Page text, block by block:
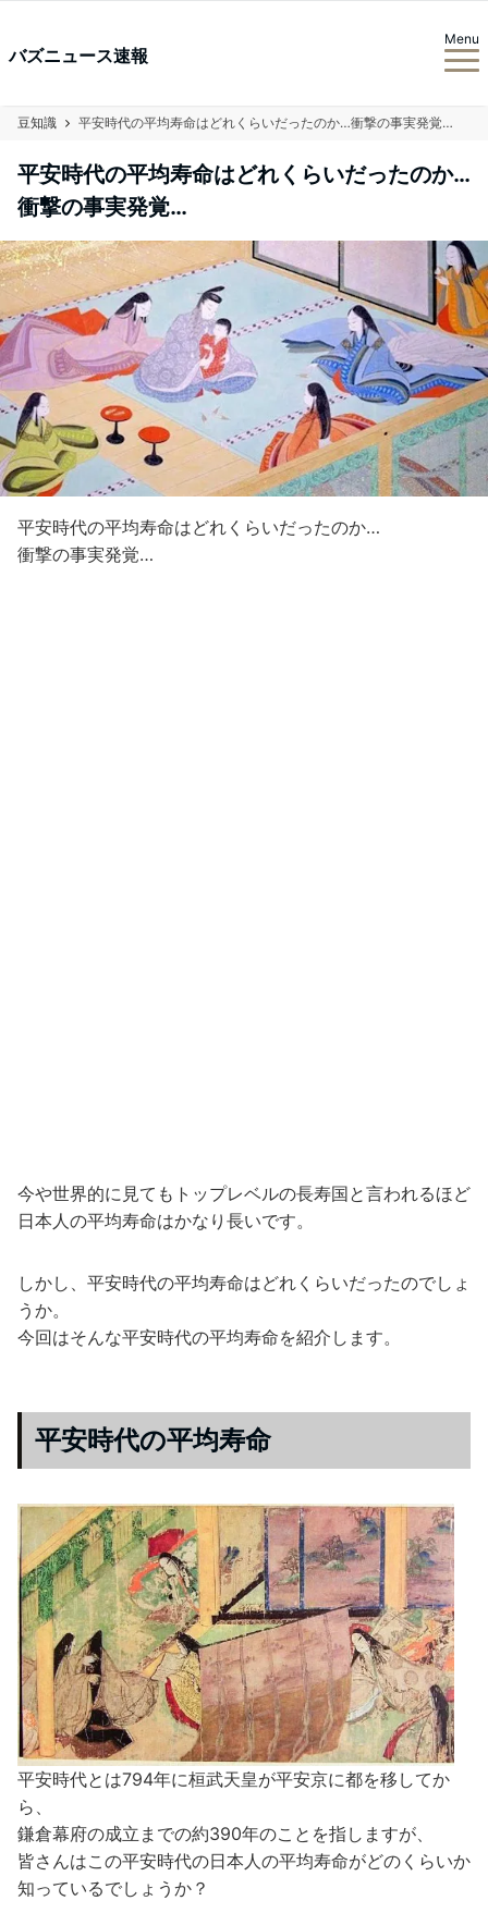
バズニュース速報
Menu
豆知識 平安時代の平均寿命はどれくらいだったのか…衝撃の事実発覚…
平安時代の平均寿命はどれくらいだったのか…
衝撃の事実発覚…
平安時代の平均寿命はどれくらいだったのか…
衝撃の事実発覚…
今や世界的に見てもトップレベルの長寿国と言われるほど
日本人の平均寿命はかなり長いです。
しかし、平安時代の平均寿命はどれくらいだったのでしょ
うか。
今回はそんな平安時代の平均寿命を紹介します。
平安時代の平均寿命
平安時代とは794年に桓武天皇が平安京に都を移してか
ら、
鎌倉幕府の成立までの約390年のことを指しますが、
皆さんはこの平安時代の日本人の平均寿命がどのくらいか
知っているでしょうか？